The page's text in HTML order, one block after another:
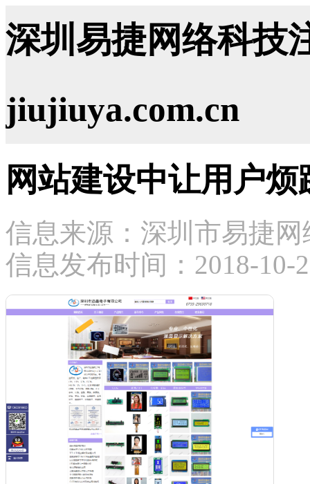
深圳易捷网络科技
jiujiuya.com.cn
网站建设中让用户
信息来源：深圳市易捷
信息发布时间：2018-10-